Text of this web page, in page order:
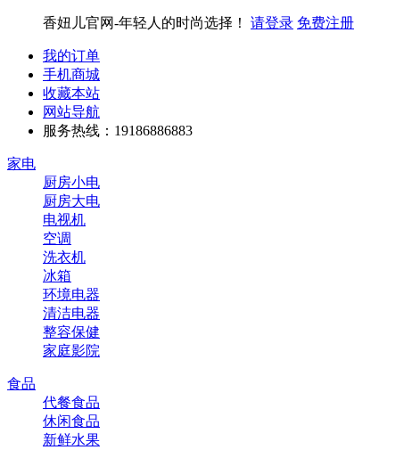
香妞儿官网-年轻人的时尚选择！ 请登录 免费注册
我的订单
手机商城
收藏本站
网站导航
服务热线：19186886883
家电
厨房小电
厨房大电
电视机
空调
洗衣机
冰箱
环境电器
清洁电器
整容保健
家庭影院
食品
代餐食品
休闲食品
新鲜水果